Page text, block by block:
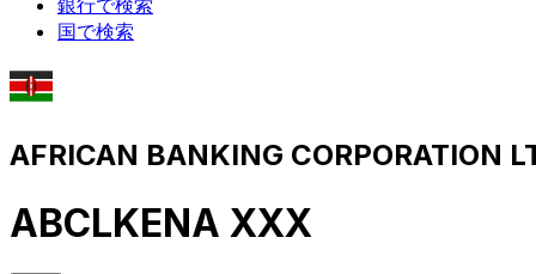
国で検索
AFRICAN BANKING CORPORATION
ABCLKENA XXX